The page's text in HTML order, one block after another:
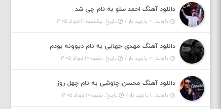
دانلود آهنگ احمد سلو به نام چی شد
بازدید : ۰ بازدید بار / تاریخ : یکشنبه ۱۱ مرداد ۱۴۰۵
دانلود آهنگ مهدی جهانی به نام دیوونه بودم
بازدید : ۰ بازدید بار / تاریخ : شنبه ۱۰ مرداد ۱۴۰۵
دانلود آهنگ محسن چاوشی به نام چهل روز
بازدید : ۱ بازدید بار / تاریخ : شنبه ۱۰ مرداد ۱۴۰۵